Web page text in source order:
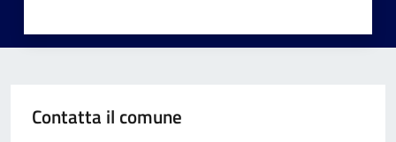
Contatta il comune